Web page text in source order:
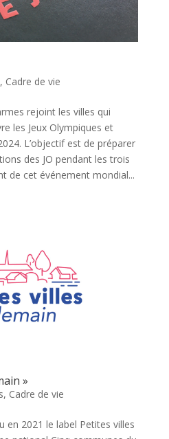
, Cadre de vie
rejoint les villes qui
les Jeux Olympiques et
L’objectif est de préparer
des JO pendant les trois
de cet événement mondial...
»
, Cadre de vie
en 2021 le label Petites villes